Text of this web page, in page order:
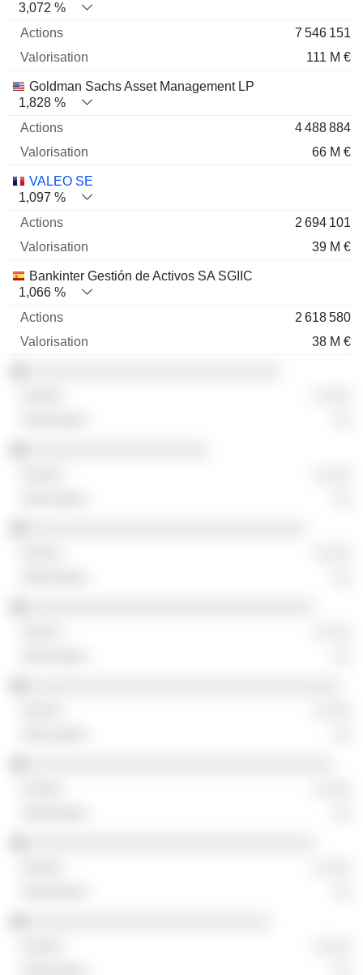
3,072 %
7 546 151
111 M €
Goldman Sachs Asset Management LP
1,828 %
4 488 884
66 M €
VALEO SE
1,097 %
2 694 101
39 M €
Bankinter Gestión de Activos SA SGIIC
1,066 %
2 618 580
38 M €